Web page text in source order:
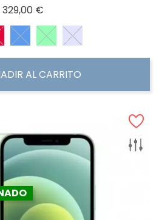
329,00 €
AL CARRITO